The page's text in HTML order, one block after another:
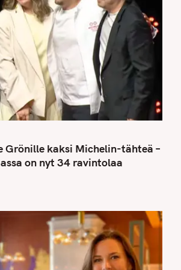
Grönille kaksi Michelin-tähteä –
on nyt 34 ravintolaa